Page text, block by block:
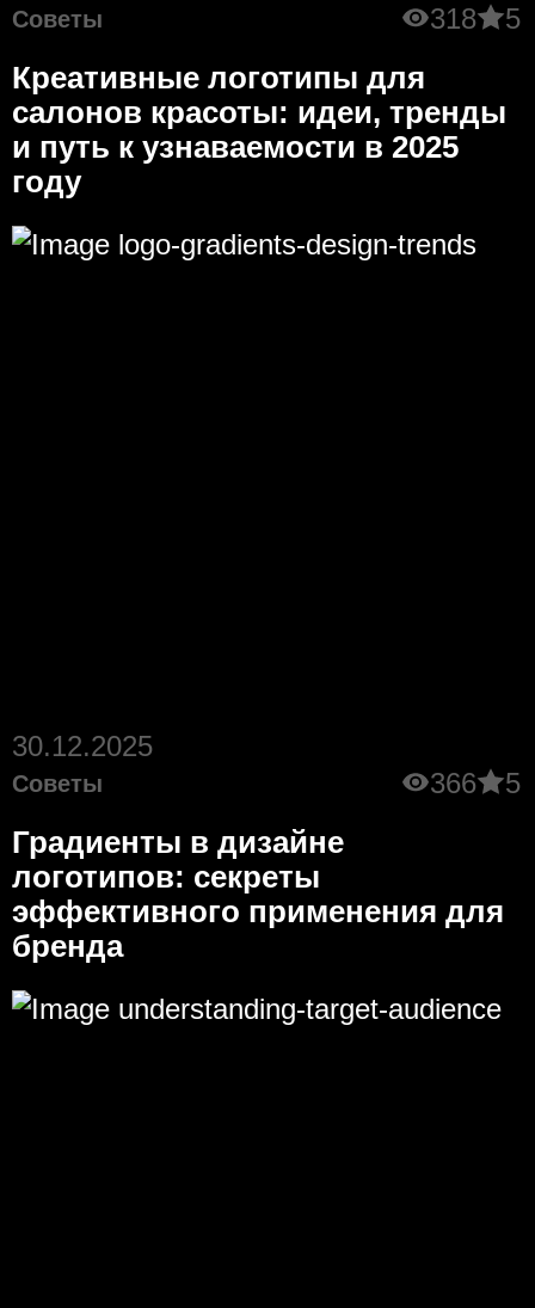
Советы 318 5
Креативные логотипы для
салонов красоты: идеи, тренды
и путь к узнаваемости в 2025
году
30.12.2025
Советы 366 5
Градиенты в дизайне
логотипов: секреты
эффективного применения для
бренда